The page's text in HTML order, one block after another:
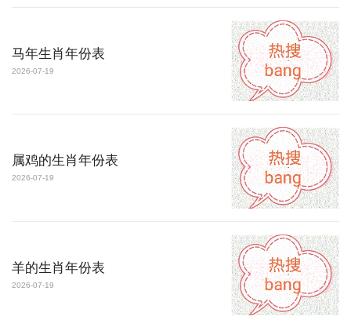
马年生肖年份表
2026-07-19
属鸡的生肖年份表
2026-07-19
羊的生肖年份表
2026-07-19